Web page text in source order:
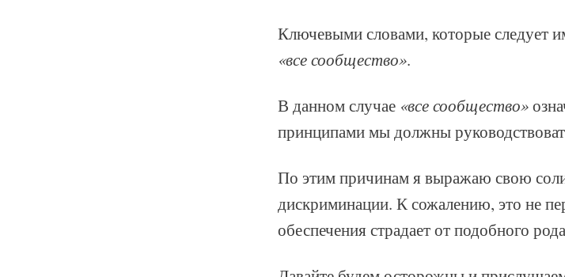
Ключевыми словами, которые следует
«все сообщество».
В данном случае «все сообщество»
принципами мы должны
По этим причинам я выражаю свою
дискриминации. К сожалению, это не
обеспечения страдает от подобного